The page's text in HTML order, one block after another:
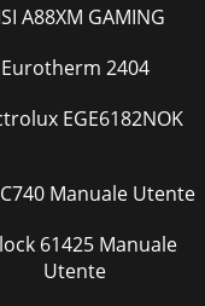
отопления
кПаНап
A88XM GAMING
Eurotherm 2404
EGE6182NOK
Acer C740 Manuale Utente
Manuale
Utente